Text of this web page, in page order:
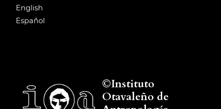
English
Español
©Instituto
Otavaleño de